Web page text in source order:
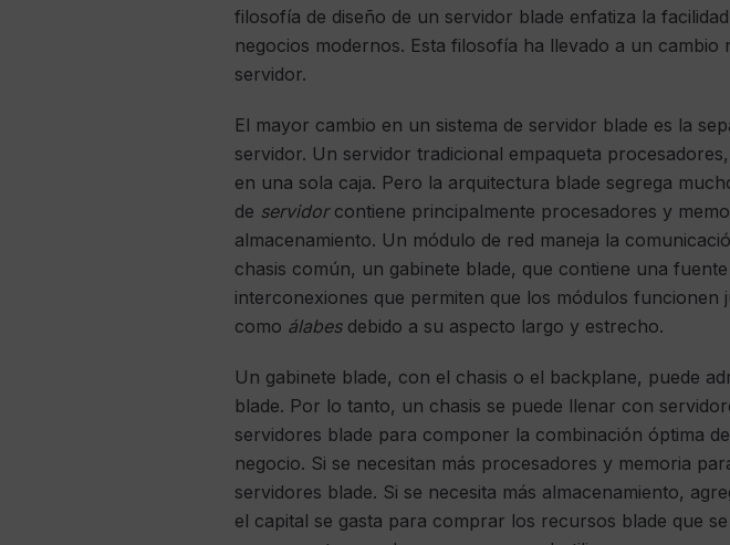
filosofía de diseño de un servidor blade enfatiza la
negocios modernos. Esta filosofía ha llevado a un
servidor.
El mayor cambio en un sistema de servidor blade es la
servidor. Un servidor tradicional empaqueta
en una sola caja. Pero la arquitectura blade segrega
de servidorcontiene principalmente procesadores y
almacenamiento. Un módulo de red maneja la
chasis común, un gabinete blade, que contiene una
interconexiones que permiten que los módulos
como álabesdebido a su aspecto largo y estrecho.
Un gabinete blade, con el chasis o el backplane, puede
blade. Por lo tanto, un chasis se puede llenar con
servidores blade para componer la combinación óptima
negocio. Si se necesitan más procesadores y memoria
servidores blade. Si se necesita más almacenamiento,
el capital se gasta para comprar los recursos blade que